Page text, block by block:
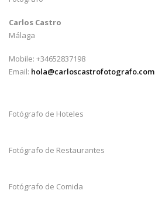
Carlos Castro
Málaga
Mobile: +34652837198
Email: hola@carloscastrofotografo.com
Fotógrafo de Hoteles
Fotógrafo de Restaurantes
Fotógrafo de Comida